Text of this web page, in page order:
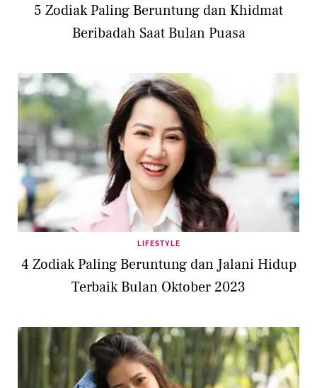
5 Zodiak Paling Beruntung dan Khidmat
Beribadah Saat Bulan Puasa
LIFESTYLE
4 Zodiak Paling Beruntung dan Jalani Hidup
Terbaik Bulan Oktober 2023